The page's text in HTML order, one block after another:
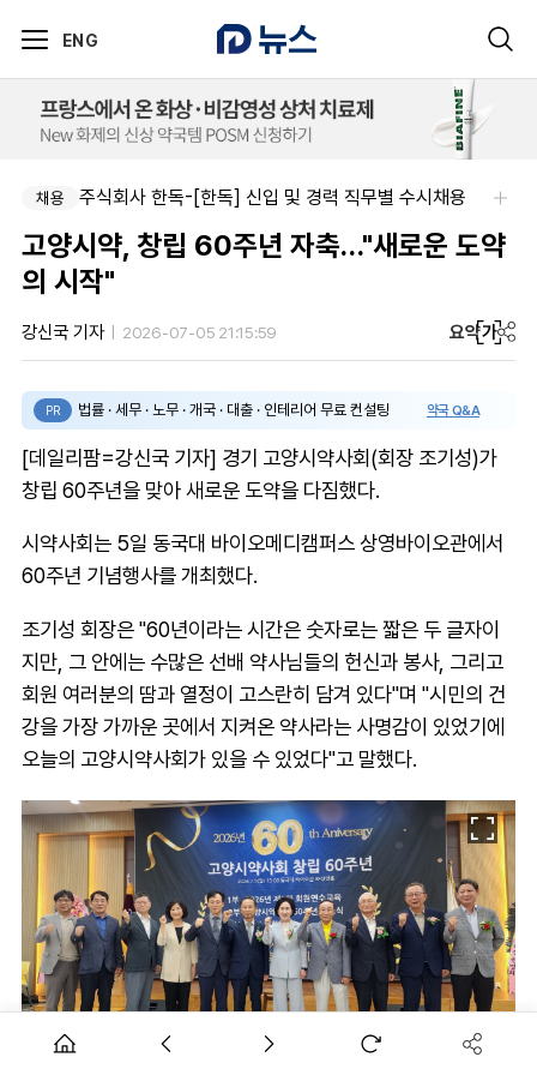
ENG
채용 주식회사 한독-[한독] 신입 및 경력 직무별 수시채용
고양시약, 창립 60주년 자축…"새로운 도약
의 시작"
강신국 기자 2026-07-05 21:15:59 요약가
PR 법률 · 세무 · 노무 · 개국 · 대출 · 인테리어 무료 컨설팅 약국 Q&A
[데일리팜=강신국 기자] 경기 고양시약사회(회장 조기성)가
창립 60주년을 맞아 새로운 도약을 다짐했다.
시약사회는 5일 동국대 바이오메디캠퍼스 상영바이오관에서
60주년 기념행사를 개최했다.
조기성 회장은 "60년이라는 시간은 숫자로는 짧은 두 글자이
지만, 그 안에는 수많은 선배 약사님들의 헌신과 봉사, 그리고
회원 여러분의 땀과 열정이 고스란히 담겨 있다"며 "시민의 건
강을 가장 가까운 곳에서 지켜온 약사라는 사명감이 있었기에
오늘의 고양시약사회가 있을 수 있었다"고 말했다.